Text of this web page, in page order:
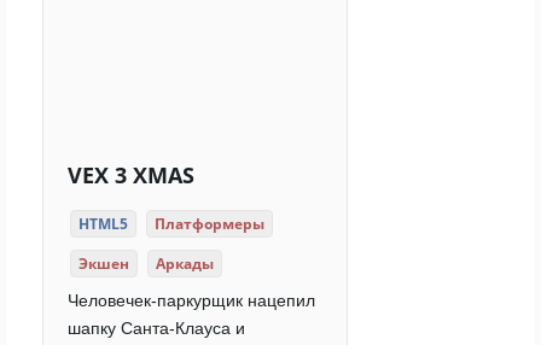
VEX 3 XMAS
HTML5
Платформеры
Экшен
Аркады
Человечек-паркурщик нацепил
шапку Санта-Клауса и